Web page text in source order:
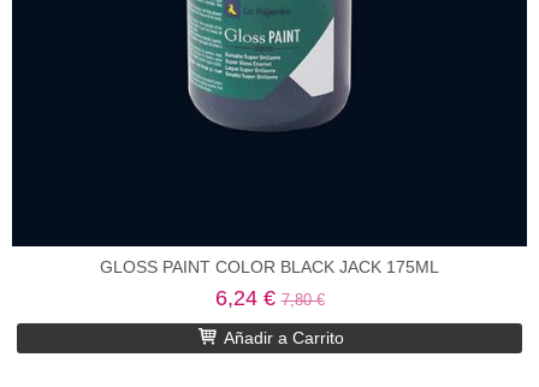
GLOSS PAINT COLOR BLACK JACK 175ML
6,24 €7,80 €
Añadir a Carrito